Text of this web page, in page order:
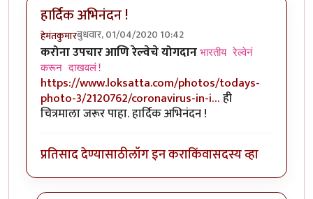
हार्दिक अभिनंदन !
हेमंतकुमारबुधवार, 01/04/2020 10:42
करोना उपचार आणि रेल्वेचे योगदान भारतीय रेल्वेनं
करून दाखवलं!
https://www.loksatta.com/photos/todays-
photo-3/2120762/coronavirus-in-i…ही
चित्रमाला जरूर पाहा. हार्दिक अभिनंदन !
प्रतिसाद देण्यासाठीलॉग इन कराकिंवासदस्य व्हा